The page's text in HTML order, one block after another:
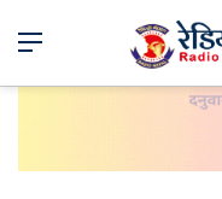
Menu